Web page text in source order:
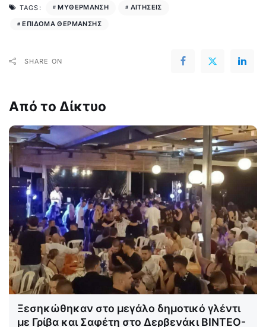
TAGS: MYΘΕΡΜΑΝΣΗ
ΑΙΤΗΣΕΙΣ
ΕΠΙΔΟΜΑ ΘΕΡΜΑΝΣΗΣ
SHARE ON
Από το Δίκτυο
Ξεσηκώθηκαν στο μεγάλο δημοτικό γλέντι
με Γρίβα και Σαφέτη στο Δερβενάκι ΒΙΝΤΕΟ-